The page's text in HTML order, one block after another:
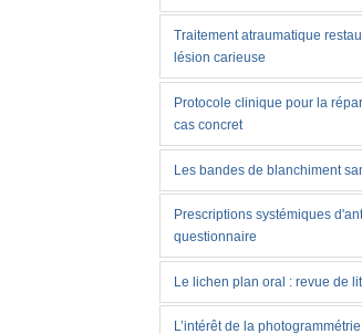
Traitement atraumatique
lésion carieuse
Protocole clinique pour la
cas concret
Les bandes de blanchiment
Prescriptions systémiques
questionnaire
Le lichen plan oral : revue de
L’intérêt de la